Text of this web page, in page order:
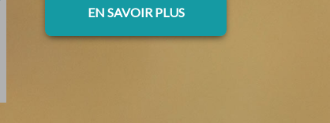
EN SAVOIR PLUS